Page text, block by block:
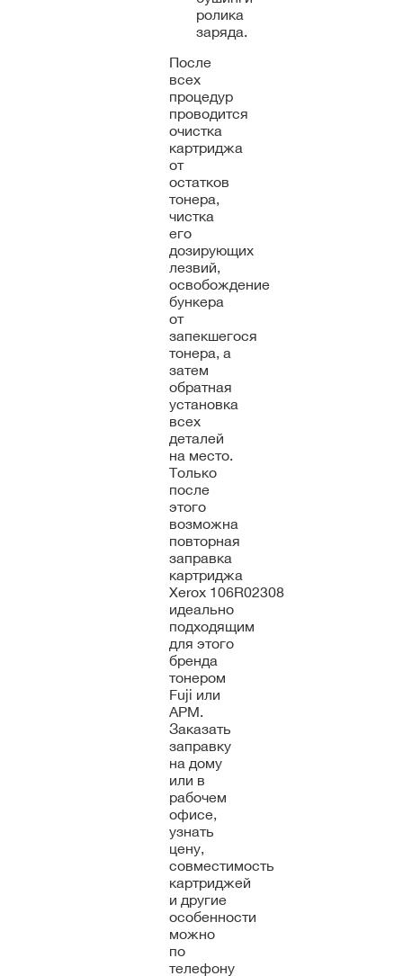
ролика
заряда.
После
всех
процедур
проводится
очистка
картриджа
от
остатков
тонера,
чистка
его
дозирующих
лезвий,
освобождение
бункера
от
запекшегося
тонера, а
затем
обратная
установка
всех
деталей
на место.
Только
после
этого
возможна
повторная
заправка
картриджа
Xerox 106R02308
идеально
подходящим
для этого
бренда
тонером
Fuji или
APM.
Заказать
заправку
на дому
или в
рабочем
офисе,
узнать
цену,
совместимость
картриджей
и другие
особенности
можно
по
телефону